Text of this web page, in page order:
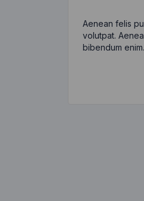
Aenean felis
volutpat.
bibendum enim.